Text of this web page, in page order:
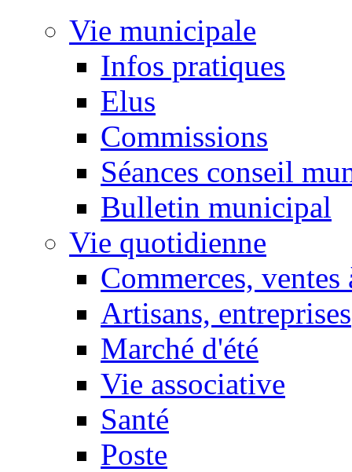
Vie municipale
Infos pratiques
Elus
Commissions
Séances conseil
Bulletin municipal
Vie quotidienne
Commerces, ventes
Artisans, entreprises
Marché d'été
Vie associative
Santé
Poste